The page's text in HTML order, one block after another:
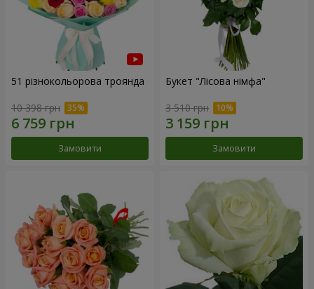
51 різнокольорова троянда
10 398 грн
Замовити
Букет "Лісова німфа"
3 510 грн
Замовити